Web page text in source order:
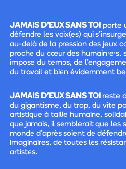
JAMAIS D'EUX SANS TOI porte
défendre les voix(es) qui
au-delà de la pression des jeux
proche du cœur des humain·e·s,
impose du temps, de
du travail et bien évidemment
JAMAIS D'EUX SANS TOI reste
du gigantisme, du trop, du vite
artistique à taille humaine,
que jamais, il semblerait que les
monde d’après soient de
imaginaires, de toutes les
artistes.